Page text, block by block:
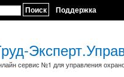
Поиск Поддержка
сервис №1 для управления